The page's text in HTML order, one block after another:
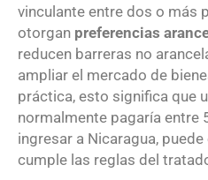
vinculante entre dos o más
otorgan preferencias
reducen barreras no
ampliar el mercado de
práctica, esto significa que
normalmente pagaría entre
ingresar a Nicaragua,
cumple las reglas del